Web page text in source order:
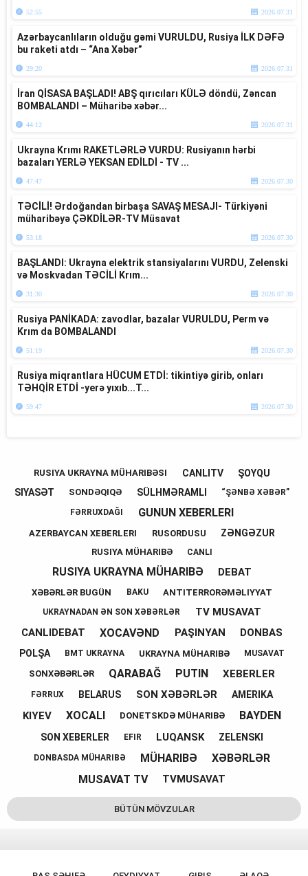
52:55 2026.07.31
Azərbaycanlıların olduğu gəmi VURULDU, Rusiya İLK DƏFƏ
bu raketi atdı – “Ana Xəbər”
29:20 2026.07.31
İran QİSASA BAŞLADI! ABŞ qırıcıları KÜLƏ döndü, Zəncan
BOMBALANDI – Müharibə xəbər...
44:12 2026.07.31
Ukrayna Krımı RAKETLƏRLƏ VURDU: Rusiyanın hərbi
bazaları YERLƏ YEKSAN EDİLDİ - TV ...
47:47 2026.07.30
TƏCİLİ! Ərdoğandan birbaşa SAVAŞ MESAJI- Türkiyəni
müharibəyə ÇƏKDİLƏR-TV Müsavat
53:18 2026.07.30
BAŞLANDI: Ukrayna elektrik stansiyalarını VURDU, Zelenski
və Moskvadan TƏCİLİ Krım...
31:30 2026.07.30
Rusiya PANİKADA: zavodlar, bazalar VURULDU, Perm və
Krım da BOMBALANDI
51:19 2026.07.30
Rusiya miqrantlara HÜCUM ETDİ: tikintiyə girib, onları
TƏHQİR ETDİ -yerə yıxıb...T...
59:47 2026.07.30
RUSIYA UKRAYNA MÜHARIBƏSI CANLITV
ŞOYQU
SIYASƏT
SONDƏQIQƏ SÜLHMƏRAMLI “ŞƏNBƏ XƏBƏR”
FƏRRUXDAĞI GUNUN XEBERLERI
AZERBAYCAN XEBERLERI RUSORDUSU ZƏNGƏZUR
RUSIYA MÜHARIBƏ CANLI
RUSIYA UKRAYNA MÜHARIBƏ DEBAT
XƏBƏRLƏR BUGÜN BAKU ANTITERRORƏMƏLIYYAT
UKRAYNADAN ƏN SON XƏBƏRLƏR
TV MUSAVAT
CANLIDEBAT
XOCAVƏND PAŞINYAN DONBAS
POLŞA BMT UKRAYNA UKRAYNA MÜHARIBƏ MUSAVAT
SONXƏBƏRLƏR QARABAĞ PUTIN XEBERLER
FƏRRUX BELARUS SON XƏBƏRLƏR AMERIKA
KIYEV XOCALI DONETSKDƏ MÜHARIBƏ BAYDEN
SON XEBERLER EFIR LUQANSK ZELENSKI
DONBASDA MÜHARIBƏ MÜHARIBƏ
XƏBƏRLƏR
MUSAVAT TV
TVMUSAVAT
BÜTÜN MÖVZULAR